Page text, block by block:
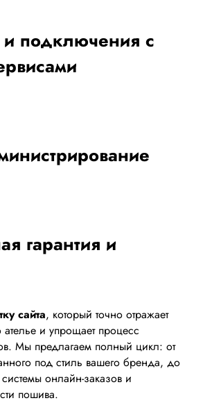
и подключения с
гарантия и
сайта, который точно отражает
ателье и упрощает процесс
Мы предлагаем полный цикл: от
под стиль вашего бренда, до
онлайн-заказов и
пошива.